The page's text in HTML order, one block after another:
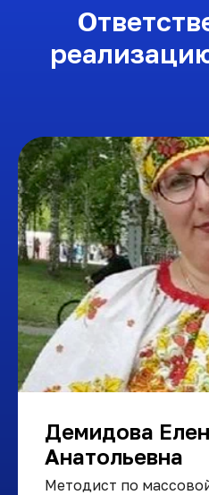
Демидова
Анатольевна
Методист по